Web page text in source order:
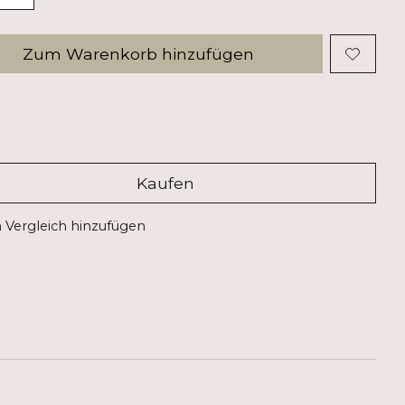
Zum Warenkorb hinzufügen
Kaufen
Vergleich hinzufügen